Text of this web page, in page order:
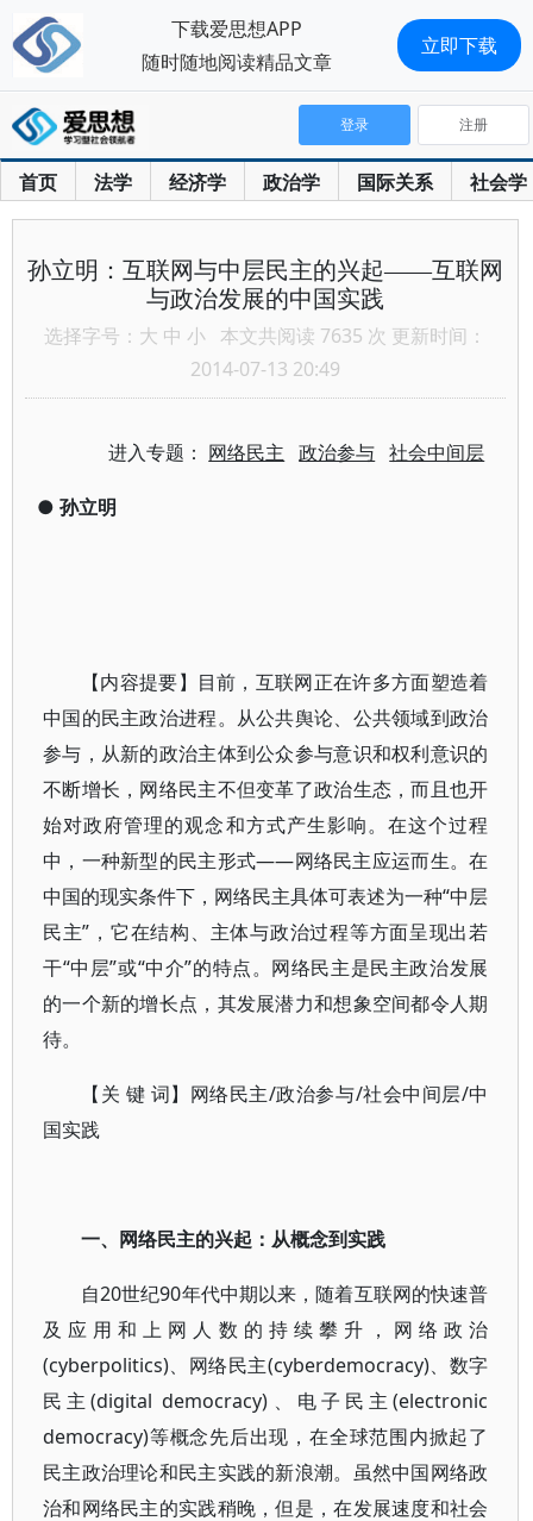
首页 法学 经济学 政治学 国际关系 社会学
登录 注册
孙立明：互联网与中层民主的兴起——互联网
与政治发展的中国实践
选择字号： 大 中 小 本文共阅读 7635 次 更新时间：
2014-07-13 20:49
进入专题： 网络民主 政治参与 社会中间层
● 孙立明
【内容提要】目前，互联网正在许多方面塑造着
中国的民主政治进程。从公共舆论、公共领域到政治
参与，从新的政治主体到公众参与意识和权利意识的
不断增长，网络民主不但变革了政治生态，而且也开
始对政府管理的观念和方式产生影响。在这个过程
中，一种新型的民主形式——网络民主应运而生。在
中国的现实条件下，网络民主具体可表述为一种“中层
民主”，它在结构、主体与政治过程等方面呈现出若
干“中层”或“中介”的特点。网络民主是民主政治发展
的一个新的增长点，其发展潜力和想象空间都令人期
待。
【关 键 词】网络民主/政治参与/社会中间层/中
国实践
一、网络民主的兴起：从概念到实践
自20世纪90年代中期以来，随着互联网的快速普
及应用和上网人数的持续攀升，网络政治
(cyberpolitics)、网络民主(cyberdemocracy)、数字
民主(digital democracy)、电子民主(electronic
democracy)等概念先后出现，在全球范围内掀起了
民主政治理论和民主实践的新浪潮。虽然中国网络政
治和网络民主的实践稍晚，但是，在发展速度和社会
下载爱思想APP
随时随地阅读精品文章
立即下载